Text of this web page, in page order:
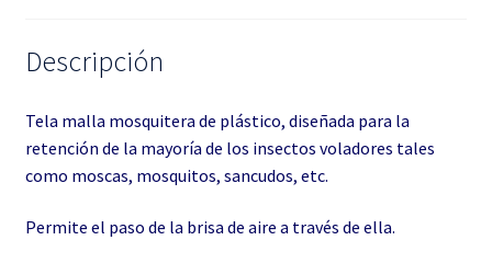
Descripción
Tela malla mosquitera de plástico, diseñada para la
retención de la mayoría de los insectos voladores tales
como moscas, mosquitos, sancudos, etc.
Permite el paso de la brisa de aire a través de ella.